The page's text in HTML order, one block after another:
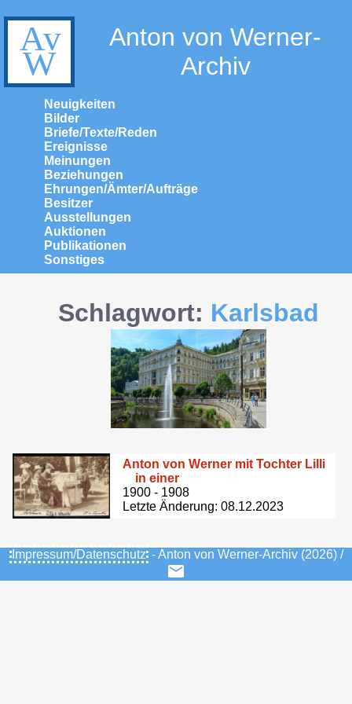
Anton von Werner-
Archiv
Neuigkeiten
Bilder
Briefe/Texte/Reden
Ereignisse
Meinungen
Beziehungen
Ehrungen/Ämter/Aufträge
Besitzer
Ausstellungen
Auktionen
Publikationen
Sonstiges
Schlagwort: Karlsbad
Anton von Werner mit Tochter Lilli
in einer
1900 - 1908
Letzte Änderung: 08.12.2023
Impressum/Datenschutz - Anton von Werner-Archiv (2026) /